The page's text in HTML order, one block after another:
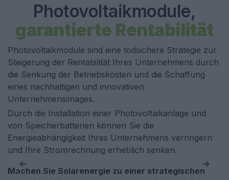
Photovoltaikmodule,
garantierte Rentabilität
Photovoltaikmodule sind eine todsichere Strategie zur
Steigerung der Rentabilität Ihres Unternehmens durch
die Senkung der Betriebskosten und die Schaffung
eines nachhaltigen und innovativen
Unternehmensimages.
Durch die Installation einer Photovoltaikanlage und
von Speicherbatterien können Sie die
Energieabhängigkeit Ihres Unternehmens verringern
und Ihre Stromrechnung erheblich senken.
Machen Sie Solarenergie zu einer strategischen